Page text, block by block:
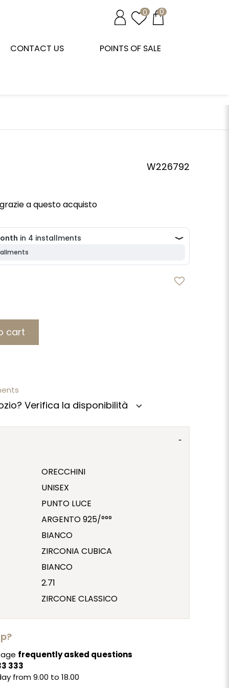
0 0
CONTACT US POINTS OF SALE
W226792
a questo acquisto
cart
Verifica la disponibilità expand_more
ORECCHINI
UNISEX
PUNTO LUCE
ARGENTO 925/°°°
BIANCO
ZIRCONIA CUBICA
BIANCO
2.71
ZIRCONE CLASSICO
frequently asked questions
333
from 9.00 to 18.00